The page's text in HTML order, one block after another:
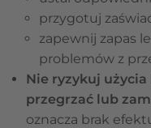
przygotuj
zapewnij zapas
problemów z
Nie ryzykuj użycia
przegrzać lub
oznacza brak